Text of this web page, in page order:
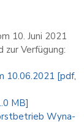
10. Juni 2021
Verfügung:
10.06.2021 [pdf,
MB]
Wyna-